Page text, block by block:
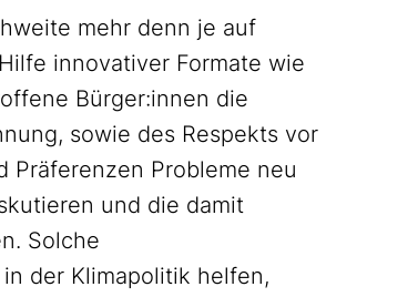
mehr denn je auf
innovativer Formate wie
Bürger:innen die
sowie des Respekts vor
Präferenzen Probleme neu
und die damit
Solche
der Klimapolitik helfen,